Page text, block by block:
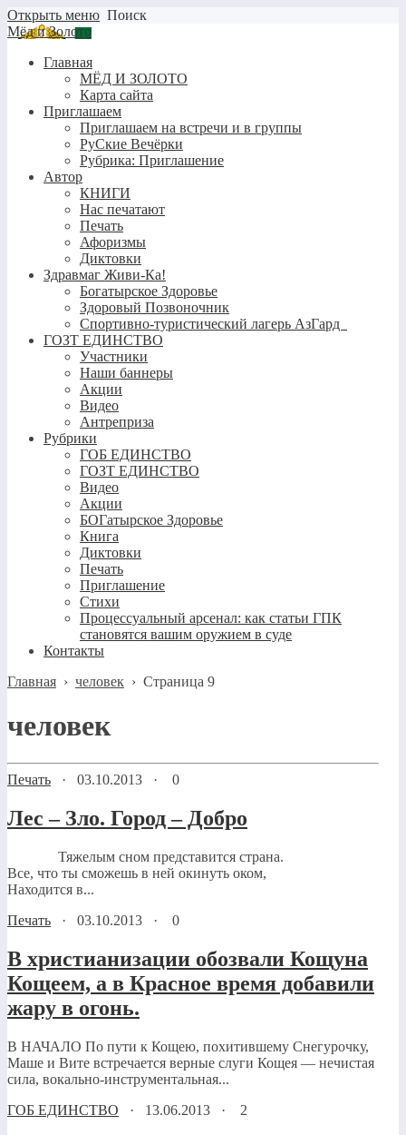
Открыть меню Поиск
Мёд и Золото
Главная
МЁД И ЗОЛОТО
Карта сайта
Приглашаем
Приглашаем на встречи и в группы
РуСкие Вечёрки
Рубрика: Приглашение
Автор
КНИГИ
Нас печатают
Печать
Афоризмы
Диктовки
Здравмаг Живи-Ка!
Богатырское Здоровье
Здоровый Позвоночник
Спортивно-туристический лагерь АзГард
ГОЗТ ЕДИНСТВО
Участники
Наши баннеры
Акции
Видео
Антреприза
Рубрики
ГОБ ЕДИНСТВО
ГОЗТ ЕДИНСТВО
Видео
Акции
БОГатырское Здоровье
Книга
Диктовки
Печать
Приглашение
Стихи
Процессуальный арсенал: как статьи ГПК
становятся вашим оружием в суде
Контакты
Главная › человек › Страница 9
человек
Печать · 03.10.2013 · 0
Лес – Зло. Город – Добро
Тяжелым сном представится страна.
Все, что ты сможешь в ней окинуть оком,
Находится в...
Печать · 03.10.2013 · 0
В христианизации обозвали Кощуна
Кощеем, а в Красное время добавили
жару в огонь.
В НАЧАЛО По пути к Кощею, похитившему Снегурочку,
Маше и Вите встречается верные слуги Кощея — нечистая
сила, вокально-инструментальная...
ГОБ ЕДИНСТВО · 13.06.2013 · 2